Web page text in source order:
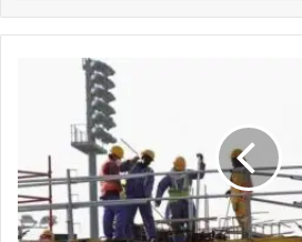
പൊള്ളുന്ന
പണിയെടുപ്പിച്ചു.
കഴിഞ്ഞ
മാസം
അടച്ചുപൂട്ടൽ
ശിക്ഷ
നേരിട്ടത്